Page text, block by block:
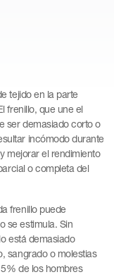
tejido en la parte
frenillo, que une el
ser demasiado corto o
incómodo durante
mejorar el rendimiento
o completa del
frenillo puede
se estimula. Sin
está demasiado
sangrado o molestias
de los hombres